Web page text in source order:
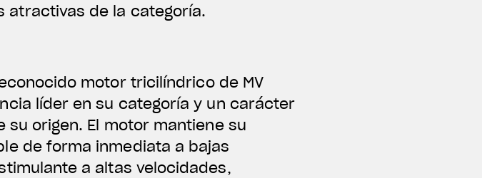
atractivas de la categoría.
motor tricilíndrico de MV
líder en su categoría y un carácter
origen. El motor mantiene su
de forma inmediata a bajas
a altas velocidades,